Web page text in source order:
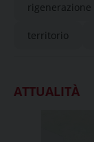
rigenerazione
territorio
ATTUALITÀ